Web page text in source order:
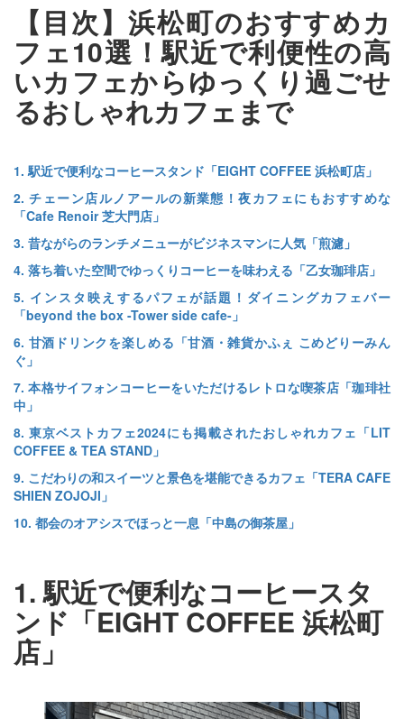
【目次】浜松町のおすすめカ
フェ10選！駅近で利便性の高
いカフェからゆっくり過ごせ
るおしゃれカフェまで
1. 駅近で便利なコーヒースタンド「EIGHT COFFEE 浜松町店」
2. チェーン店ルノアールの新業態！夜カフェにもおすすめな
「Cafe Renoir 芝大門店」
3. 昔ながらのランチメニューがビジネスマンに人気「煎濾」
4. 落ち着いた空間でゆっくりコーヒーを味わえる「乙女珈琲店」
5. インスタ映えするパフェが話題！ダイニングカフェバー
「beyond the box -Tower side cafe-」
6. 甘酒ドリンクを楽しめる「甘酒・雑貨かふぇ こめどりーみん
ぐ」
7. 本格サイフォンコーヒーをいただけるレトロな喫茶店「珈琲社
中」
8. 東京ベストカフェ2024にも掲載されたおしゃれカフェ「LIT
COFFEE & TEA STAND」
9. こだわりの和スイーツと景色を堪能できるカフェ「TERA CAFE
SHIEN ZOJOJI」
10. 都会のオアシスでほっと一息「中島の御茶屋」
1. 駅近で便利なコーヒースタ
ンド「EIGHT COFFEE 浜松町
店」